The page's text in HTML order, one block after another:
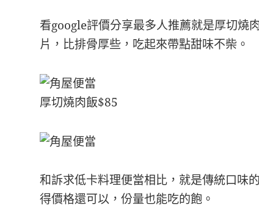
看google評價分享最多人推薦就是厚切燒
片，比排骨厚些，吃起來帶點甜味不柴。
厚切燒肉飯$85
和訴求低卡料理便當相比，就是傳統口味
得價格還可以，份量也能吃的飽。